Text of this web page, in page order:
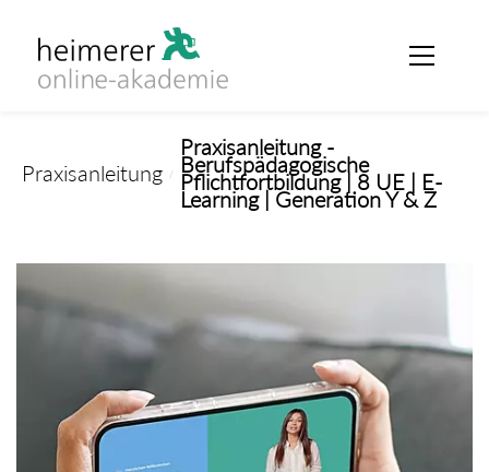
main
Praxisanleitung /
Praxisanleitung -
Berufspädagogische
Pflichtfortbildung | 8 UE | E-
Learning | Generation Y & Z